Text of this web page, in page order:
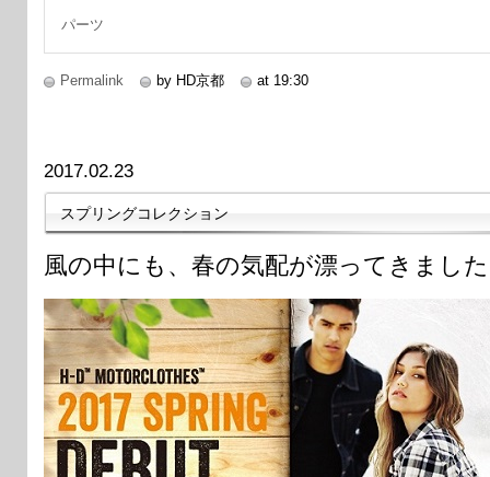
パーツ
Permalink by HD京都 at 19:30
2017.02.23
スプリングコレクション
風の中にも、春の気配が漂ってきまし